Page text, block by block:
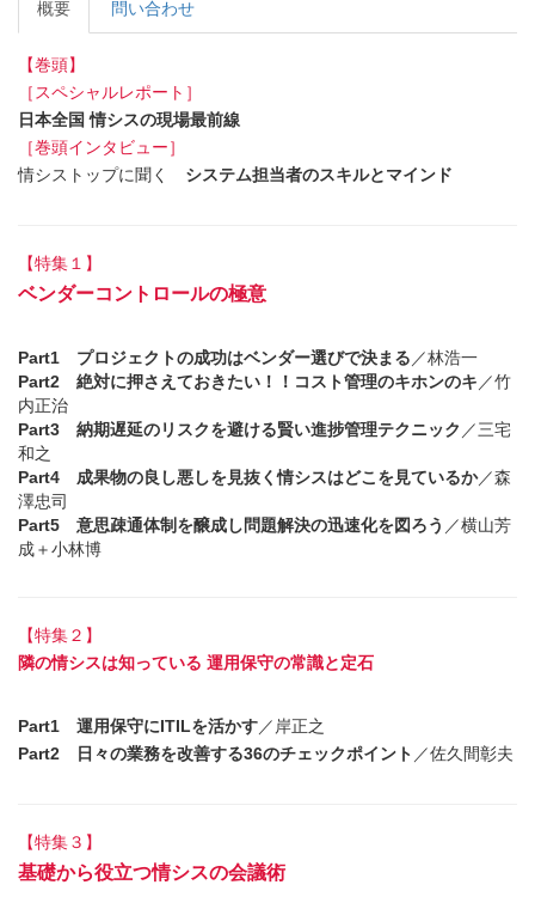
概要 問い合わせ
【巻頭】
［スペシャルレポート］
日本全国 情シスの現場最前線
［巻頭インタビュー］
情シストップに聞く システム担当者のスキルとマインド
【特集１】
ベンダーコントロールの極意
Part1 プロジェクトの成功はベンダー選びで決まる ／林浩一
Part2 絶対に押さえておきたい！！コスト管理のキホンのキ ／竹
内正治
Part3 納期遅延のリスクを避ける賢い進捗管理テクニック ／三宅
和之
Part4 成果物の良し悪しを見抜く情シスはどこを見ているか／森
澤忠司
Part5 意思疎通体制を醸成し問題解決の迅速化を図ろう ／横山芳
成＋小林博
【特集２】
隣の情シスは知っている 運用保守の常識と定石
Part1 運用保守にITILを活かす／岸正之
Part2 日々の業務を改善する36のチェックポイント ／佐久間彰夫
【特集３】
基礎から役立つ情シスの会議術